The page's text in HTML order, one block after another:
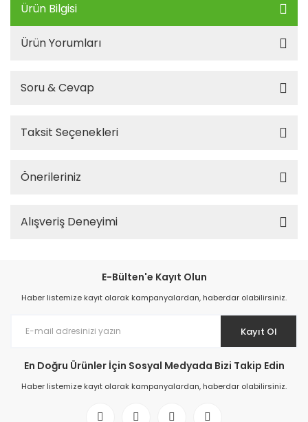
Ürün Bilgisi
Ürün Yorumları
Soru & Cevap
Taksit Seçenekleri
Önerileriniz
Alışveriş Deneyimi
E-Bülten'e Kayıt Olun
Haber listemize kayıt olarak kampanyalardan, haberdar olabilirsiniz.
Kayıt Ol
En Doğru Ürünler İçin Sosyal Medyada Bizi Takip Edin
Haber listemize kayıt olarak kampanyalardan, haberdar olabilirsiniz.